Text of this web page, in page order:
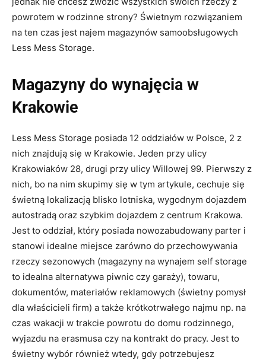
powrotem w rodzinne strony? Świetnym rozwiązaniem
na ten czas jest najem magazynów samoobsługowych
Less Mess Storage.
Magazyny do wynajęcia w
Krakowie
Less Mess Storage posiada 12 oddziałów w Polsce, 2 z
nich znajdują się w Krakowie. Jeden przy ulicy
Krakowiaków 28, drugi przy ulicy Willowej 99. Pierwszy z
nich, bo na nim skupimy się w tym artykule, cechuje się
świetną lokalizacją blisko lotniska, wygodnym dojazdem
autostradą oraz szybkim dojazdem z centrum Krakowa.
Jest to oddział, który posiada nowozabudowany parter i
stanowi idealne miejsce zarówno do przechowywania
rzeczy sezonowych (magazyny na wynajem self storage
to idealna alternatywa piwnic czy garaży), towaru,
dokumentów, materiałów reklamowych (świetny pomysł
dla właścicieli firm) a także krótkotrwałego najmu np. na
czas wakacji w trakcie powrotu do domu rodzinnego,
wyjazdu na erasmusa czy na kontrakt do pracy. Jest to
świetny wybór również wtedy, gdy potrzebujesz